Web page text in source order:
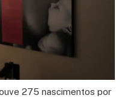
275 nascimentos por